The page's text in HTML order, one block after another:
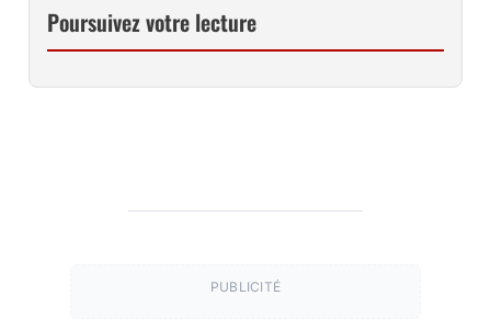
Poursuivez votre lecture
PUBLICITÉ